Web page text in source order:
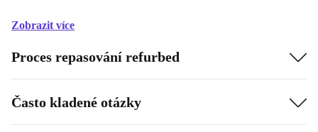
Zobrazit více
Proces repasování refurbed
Často kladené otázky